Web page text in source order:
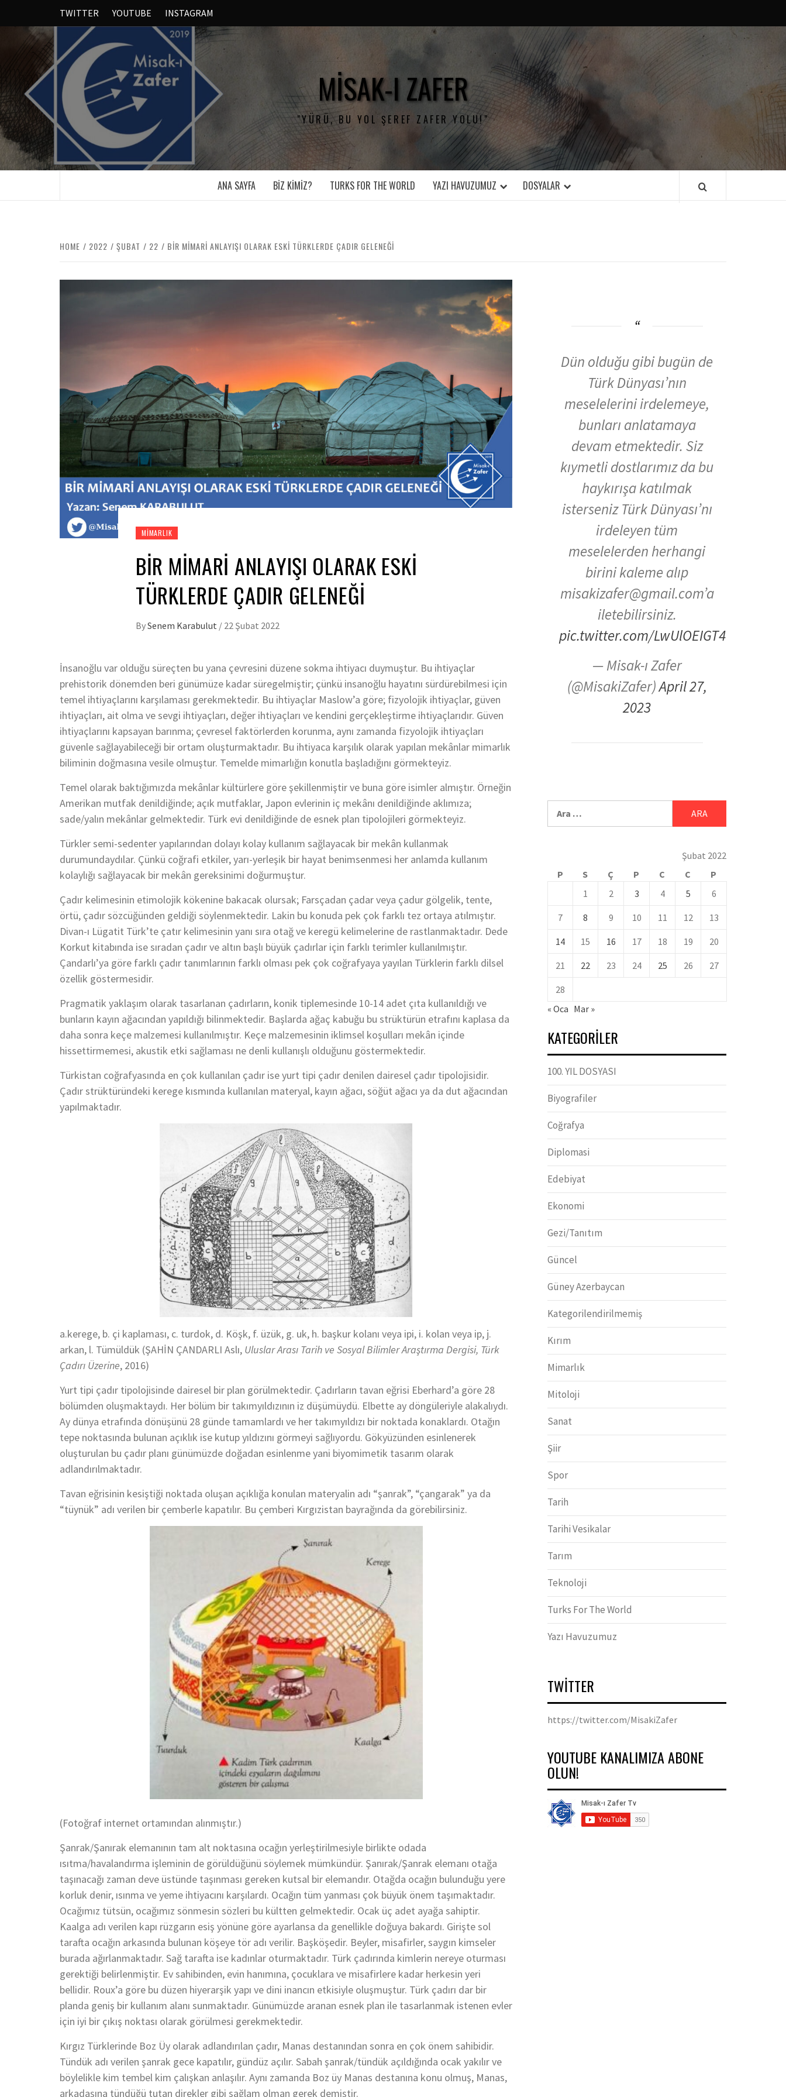
TWITTER YOUTUBE INSTAGRAM
MISAK-I ZAFER
"YÜRÜ, BU YOL ŞEREF ZAFER YOLU!"
ANA SAYFA BIZ KIMIZ? TURKS FOR THE WORLD YAZI HAVUZUMUZ DOSYALAR
HOME 2022 ŞUBAT 22 BİR MİMARİ ANLAYIŞI OLARAK ESKİ TÜRKLERDE ÇADIR GELENEĞİ
MIMARLIK
BİR MİMARİ ANLAYIŞI OLARAK ESKİ
TÜRKLERDE ÇADIR GELENEĞİ
BySenem Karabulut / 22 Şubat 2022
İnsanoğlu var olduğu süreçten bu yana çevresini düzene sokma ihtiyacı duymuştur. Bu ihtiyaçlar
prehistorik dönemden beri günümüze kadar süregelmiştir; çünkü insanoğlu hayatını sürdürebilmesi için
temel ihtiyaçlarını karşılaması gerekmektedir. Bu ihtiyaçlar Maslow’a göre; fizyolojik ihtiyaçlar, güven
ihtiyaçları, ait olma ve sevgi ihtiyaçları, değer ihtiyaçları ve kendini gerçekleştirme ihtiyaçlarıdır. Güven
ihtiyaçlarını kapsayan barınma; çevresel faktörlerden korunma, aynı zamanda fizyolojik ihtiyaçları
güvenle sağlayabileceği bir ortam oluşturmaktadır. Bu ihtiyaca karşılık olarak yapılan mekânlar mimarlık
biliminin doğmasına vesile olmuştur. Temelde mimarlığın konutla başladığını görmekteyiz.
Temel olarak baktığımızda mekânlar kültürlere göre şekillenmiştir ve buna göre isimler almıştır. Örneğin
Amerikan mutfak denildiğinde; açık mutfaklar, Japon evlerinin iç mekânı denildiğinde aklımıza;
sade/yalın mekânlar gelmektedir. Türk evi denildiğinde de esnek plan tipolojileri görmekteyiz.
Türkler semi-sedenter yapılarından dolayı kolay kullanım sağlayacak bir mekân kullanmak
durumundaydılar. Çünkü coğrafi etkiler, yarı-yerleşik bir hayat benimsenmesi her anlamda kullanım
kolaylığı sağlayacak bir mekân gereksinimi doğurmuştur.
Çadır kelimesinin etimolojik kökenine bakacak olursak; Farsçadan çadar veya çadur gölgelik, tente,
örtü, çadır sözcüğünden geldiği söylenmektedir. Lakin bu konuda pek çok farklı tez ortaya atılmıştır.
Divan-ı Lügatit Türk’te çatır kelimesinin yanı sıra otağ ve keregü kelimelerine de rastlanmaktadır. Dede
Korkut kitabında ise sıradan çadır ve altın başlı büyük çadırlar için farklı terimler kullanılmıştır.
Çandarlı’ya göre farklı çadır tanımlarının farklı olması pek çok coğrafyaya yayılan Türklerin farklı dilsel
özellik göstermesidir.
Pragmatik yaklaşım olarak tasarlanan çadırların, konik tiplemesinde 10-14 adet çıta kullanıldığı ve
bunların kayın ağacından yapıldığı bilinmektedir. Başlarda ağaç kabuğu bu strüktürün etrafını kaplasa da
daha sonra keçe malzemesi kullanılmıştır. Keçe malzemesinin iklimsel koşulları mekân içinde
hissettirmemesi, akustik etki sağlaması ne denli kullanışlı olduğunu göstermektedir.
Türkistan coğrafyasında en çok kullanılan çadır ise yurt tipi çadır denilen dairesel çadır tipolojisidir.
Çadır strüktüründeki kerege kısmında kullanılan materyal, kayın ağacı, söğüt ağacı ya da dut ağacından
yapılmaktadır.
a.kerege, b. çi kaplaması, c. turdok, d. Köşk, f. üzük, g. uk, h. başkur kolanı veya ipi, i. kolan veya ip, j.
arkan, l. Tümüldük (ŞAHİN ÇANDARLI Aslı, Uluslar Arası Tarih ve Sosyal Bilimler Araştırma Dergisi, Türk
Çadırı Üzerine, 2016)
Yurt tipi çadır tipolojisinde dairesel bir plan görülmektedir. Çadırların tavan eğrisi Eberhard’a göre 28
bölümden oluşmaktaydı. Her bölüm bir takımyıldızının iz düşümüydü. Elbette ay döngüleriyle alakalıydı.
Ay dünya etrafında dönüşünü 28 günde tamamlardı ve her takımyıldızı bir noktada konaklardı. Otağın
tepe noktasında bulunan açıklık ise kutup yıldızını görmeyi sağlıyordu. Gökyüzünden esinlenerek
oluşturulan bu çadır planı günümüzde doğadan esinlenme yani biyomimetik tasarım olarak
adlandırılmaktadır.
Tavan eğrisinin kesiştiği noktada oluşan açıklığa konulan materyalin adı “şanrak”, “çangarak” ya da
“tüynük” adı verilen bir çemberle kapatılır. Bu çemberi Kırgızistan bayrağında da görebilirsiniz.
(Fotoğraf internet ortamından alınmıştır.)
Şanrak/Şanırak elemanının tam alt noktasına ocağın yerleştirilmesiyle birlikte odada
ısıtma/havalandırma işleminin de görüldüğünü söylemek mümkündür. Şanırak/Şanrak elemanı otağa
taşınacağı zaman deve üstünde taşınması gereken kutsal bir elemandır. Otağda ocağın bulunduğu yere
korluk denir, ısınma ve yeme ihtiyacını karşılardı. Ocağın tüm yanması çok büyük önem taşımaktadır.
Ocağımız tütsün, ocağımız sönmesin sözleri bu kültten gelmektedir. Ocak üç adet ayağa sahiptir.
Kaalga adı verilen kapı rüzgarın esiş yönüne göre ayarlansa da genellikle doğuya bakardı. Girişte sol
tarafta ocağın arkasında bulunan köşeye tör adı verilir. Başköşedir. Beyler, misafirler, saygın kimseler
burada ağırlanmaktadır. Sağ tarafta ise kadınlar oturmaktadır. Türk çadırında kimlerin nereye oturması
gerektiği belirlenmiştir. Ev sahibinden, evin hanımına, çocuklara ve misafirlere kadar herkesin yeri
bellidir. Roux’a göre bu düzen hiyerarşik yapı ve dini inancın etkisiyle oluşmuştur. Türk çadırı dar bir
planda geniş bir kullanım alanı sunmaktadır. Günümüzde aranan esnek plan ile tasarlanmak istenen evler
için iyi bir çıkış noktası olarak görülmesi gerekmektedir.
Kırgız Türklerinde Boz Üy olarak adlandırılan çadır, Manas destanından sonra en çok önem sahibidir.
Tündük adı verilen şanrak gece kapatılır, gündüz açılır. Sabah şanrak/tündük açıldığında ocak yakılır ve
böylelikle kim tembel kim çalışkan anlaşılır. Aynı zamanda Boz üy Manas destanına konu olmuş, Manas,
arkadaşına tündüğü tutan direkler gibi sağlam olman gerek demiştir.
Dün olduğu gibi bugün de
Türk Dünyası’nın
meselelerini irdelemeye,
bunları anlatamaya
devam etmektedir. Siz
kıymetli dostlarımız da bu
haykırışa katılmak
isterseniz Türk Dünyası’nı
irdeleyen tüm
meselelerden herhangi
birini kaleme alıp
misakizafer@gmail.com’a
iletebilirsiniz.
pic.twitter.com/LwUlOEIGT4
— Misak-ı Zafer
(@MisakiZafer)April 27,
2023
Şubat 2022
P
S Ç P C C
P
1
2 3 4 5 6
7 8 9 10 11 12 13
14 15 16 17 18 19 20
21 22 23 24 25 26 27
28
« Oca Mar »
KATEGORILER
100. YIL DOSYASI
Biyografiler
Coğrafya
Diplomasi
Edebiyat
Ekonomi
Gezi/Tanıtım
Güncel
Güney Azerbaycan
Kategorilendirilmemiş
Kırım
Mimarlık
Mitoloji
Sanat
Şiir
Spor
Tarih
Tarihi Vesikalar
Tarım
Teknoloji
Turks For The World
Yazı Havuzumuz
TWITTER
https://twitter.com/MisakiZafer
YOUTUBE KANALIMIZA ABONE
OLUN!